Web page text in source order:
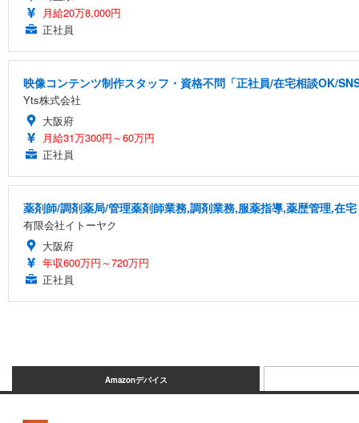
月給20万8,000円
正社員
映像コンテンツ制作スタッフ・資格不問「正社員/在宅相談OK/
Yts株式会社
大阪府
月給31万300円～60万円
正社員
薬剤師/調剤薬局/管理薬剤師業務,調剤業務,服薬指導,薬歴管理,在宅
有限会社イトーヤク
大阪府
年収600万円～720万円
正社員
Amazonデバイス